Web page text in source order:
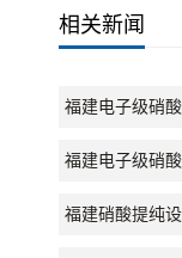
相关新闻
福建电子级硝
福建电子级硝
福建硝酸提纯